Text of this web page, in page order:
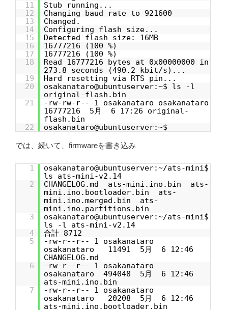
11
Stub running...
12
Changing baud rate to 921600
13
Changed.
14
Configuring flash size...
15
Detected flash size: 16MB
16
16777216 (100 %)
17
16777216 (100 %)
18
Read 16777216 bytes at 0x00000000 in
273.8 seconds (490.2 kbit/s)...
19
Hard resetting via RTS pin...
20
osakanataro@ubuntuserver:~$ ls -l
original-flash.bin
21
-rw-rw-r-- 1 osakanataro osakanataro
16777216 5月 6 17:26 original-
flash.bin
22
osakanataro@ubuntuserver:~$
では、続いて、firmwareを書き込み
1
osakanataro@ubuntuserver:~/ats-mini$
ls ats-mini-v2.14
2
CHANGELOG.md ats-mini.ino.bin ats-
mini.ino.bootloader.bin ats-
mini.ino.merged.bin ats-
mini.ino.partitions.bin
3
osakanataro@ubuntuserver:~/ats-mini$
ls -l ats-mini-v2.14
4
合計 8712
5
-rw-r--r-- 1 osakanataro
osakanataro 11491 5月 6 12:46
CHANGELOG.md
6
-rw-r--r-- 1 osakanataro
osakanataro 494048 5月 6 12:46
ats-mini.ino.bin
7
-rw-r--r-- 1 osakanataro
osakanataro 20208 5月 6 12:46
ats-mini.ino.bootloader.bin